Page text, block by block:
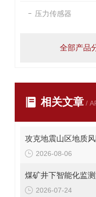
压力传感器
全部产品
相关文章 /
2026-08-06
煤矿井下智能化监
2026-07-24